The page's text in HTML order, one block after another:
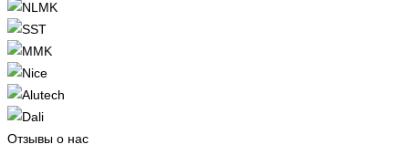
Отзывы о нас